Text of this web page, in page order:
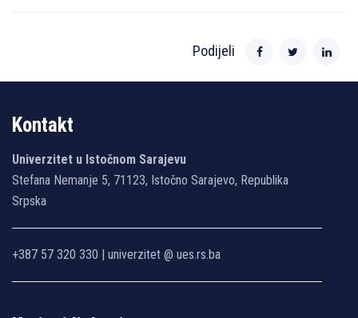
Podijeli
Kontakt
Univerzitet u Istočnom Sarajevu
Stefana Nemanje 5, 71123, Istočno Sarajevo, Republika
Srpska
+387 57 320 330 | univerzitet @ ues.rs.ba